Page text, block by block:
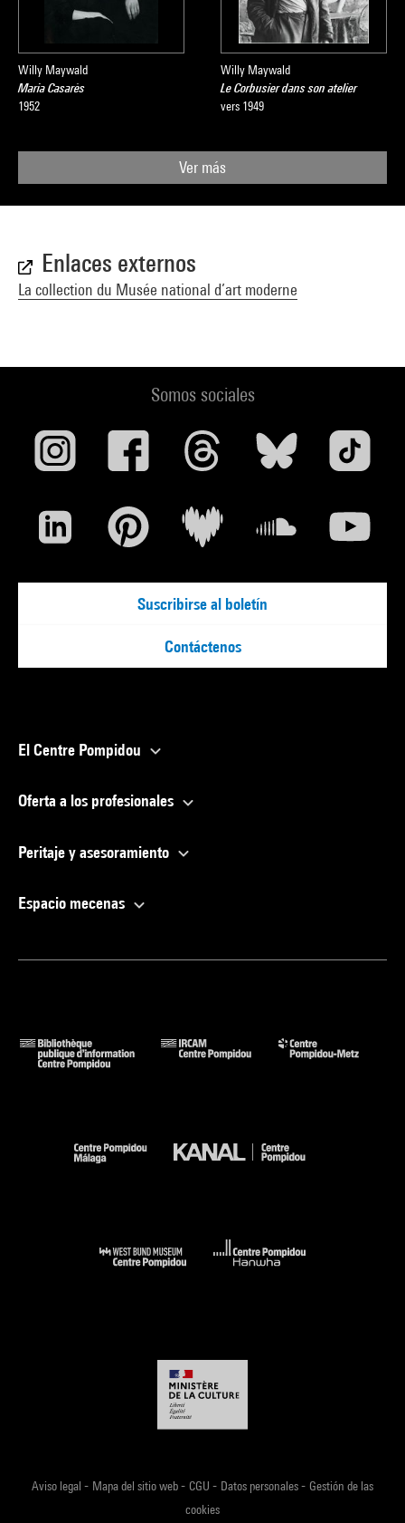
Willy Maywald
Maria Casarès
1952
Willy Maywald
Le Corbusier dans son atelier
vers 1949
Ver más
Enlaces externos
La collection du Musée national d’art moderne
Somos sociales
Suscribirse al boletín
Contáctenos
El Centre Pompidou
Oferta a los profesionales
Peritaje y asesoramiento
Espacio mecenas
Aviso legal - Mapa del sitio web- CGU - Datos personales- Gestión de las
cookies